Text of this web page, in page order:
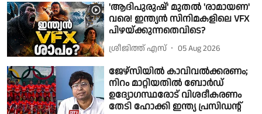
'ആദിപുരുഷ്' മുതൽ 'രാമായണ'
വരെ! ഇന്ത്യൻ സിനിമകളിലെ VFX
പിഴയ്‌ക്കുന്നതെവിടെ?
ശ്രീജിത്ത് എസ് 05 Aug 2026
ജേഴ്സിയിൽ കാവിവൽക്കരണം;
നിറം മാറ്റിയതിൽ ബോർഡ്
ഉദ്യോഗസ്ഥരോട് വിശദീകരണം
തേടി ഹോക്കി ഇന്ത്യ പ്രസിഡൻ്റ്